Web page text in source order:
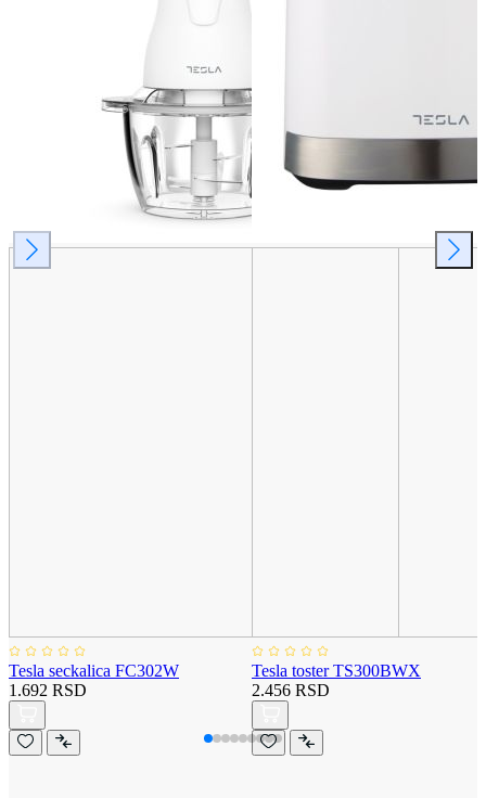
Tesla seckalica FC302W
1.692 RSD
Tesla toster TS300BWX
2.456 RSD